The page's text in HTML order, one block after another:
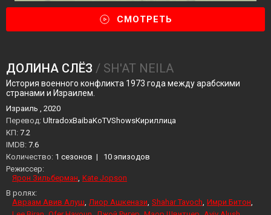
СМОТРЕТЬ
ДОЛИНА СЛЁЗ / SH'AT NEILA
История военного конфликта 1973 года между арабскими
странами и Израилем.
Израиль , 2020
Перевод: UltradoxBaibaKoTVShowsКириллица
KП: 7.2
IMDB: 7.6
Количество: 1 сезонов | 10 эпизодов
Режиссер:
Ярон Зильберман Kate Jopson
В ролях:
Авраам Авив Алуш Лиор Ашкенази Shahar Tavoch Имри Битон